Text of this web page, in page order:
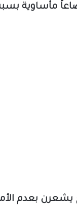
مأساوية
النزوح يشعرن بعدم